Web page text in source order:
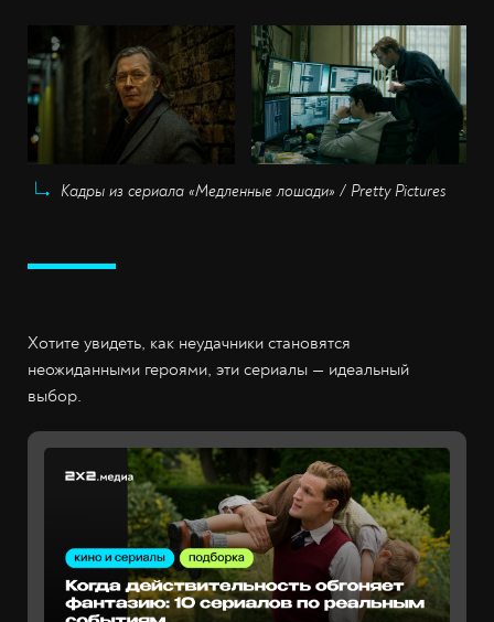
Кадры из сериала «Медленные лошади» / Pretty Pictures
Хотите увидеть, как неудачники становятся
неожиданными героями, эти сериалы — идеальный
выбор.